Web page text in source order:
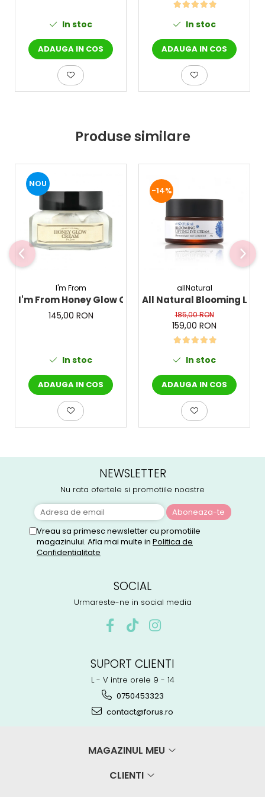
In stoc
ADAUGA IN COS
In stoc
ADAUGA IN COS
Produse similare
NOU
I'm From
I'm From Honey Glow Cream -Crema pentru fata
145,00 RON
In stoc
ADAUGA IN COS
-14%
allNatural
All Natural Blooming
185,00 RON
159,00 RON
In stoc
ADAUGA IN COS
NEWSLETTER
Nu rata ofertele si promotiile noastre
Vreau sa primesc newsletter cu promotiile
magazinului. Afla mai multe in Politica de
Confidentialitate
SOCIAL
Urmareste-ne in social media
SUPORT CLIENTI
L - V intre orele 9 - 14
0750453323
contact@forus.ro
MAGAZINUL MEU
CLIENTI